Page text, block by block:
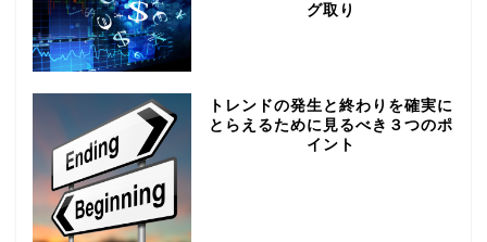
グ取り
トレンドの発生と終わりを確実に
とらえるために見るべき３つのポ
イント